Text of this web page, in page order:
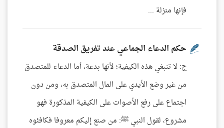
فإنها منزلة ...
حكم الدعاء الجماعي عند تفريق الصدقة
ج: لا تنبغي هذه الكيفية؛ لأنها بدعة، أما الدعاء للمتصدق
من غير وضع الأيدي على المال المتصدق به، ومن دون
اجتماع على رفع الأصوات على الكيفية المذكورة فهو
مشروع، لقول النبي ﷺ: من صنع إليكم معروفا فكافئوه